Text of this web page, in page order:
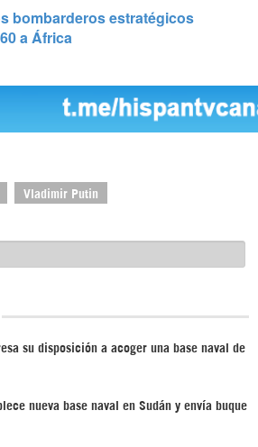
bombarderos estratégicos
a África
Vladimir Putin
su disposición a acoger una base naval de
nueva base naval en Sudán y envía buque